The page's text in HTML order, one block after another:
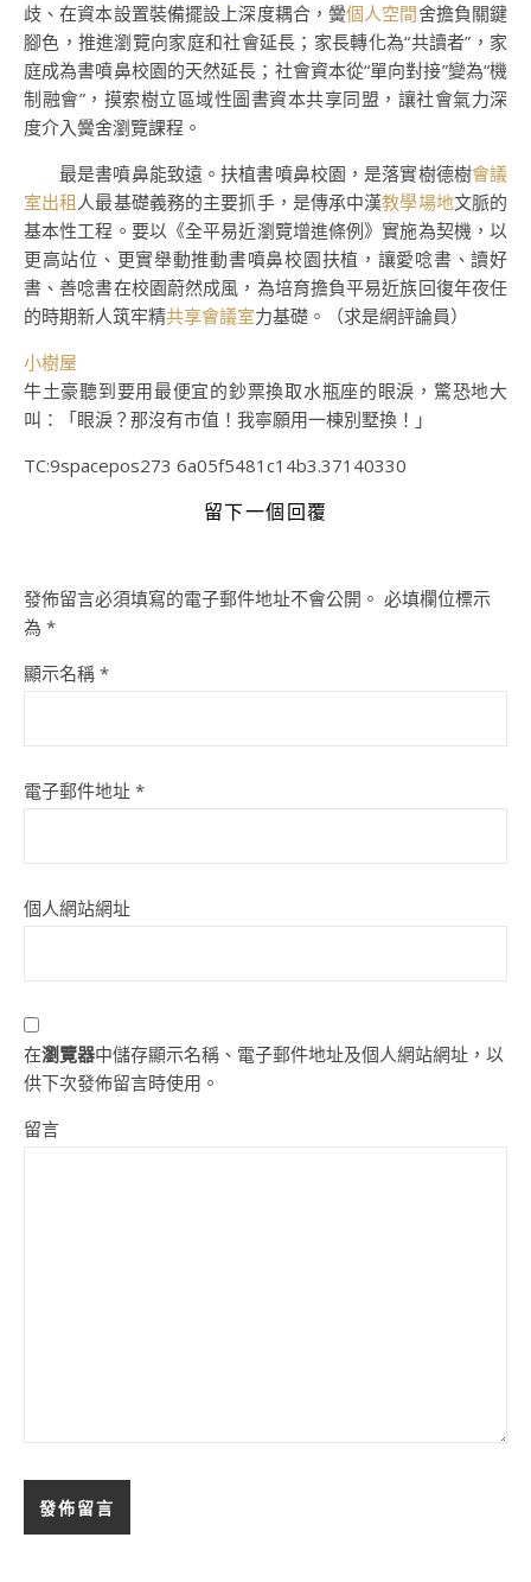
歧、在資本設置裝備擺設上深度耦合，黌個人空間舍擔負關鍵
腳色，推進瀏覽向家庭和社會延長；家長轉化為“共讀者”，家
庭成為書噴鼻校園的天然延長；社會資本從“單向對接”變為“機
制融會”，摸索樹立區域性圖書資本共享同盟，讓社會氣力深
度介入黌舍瀏覽課程。
最是書噴鼻能致遠。扶植書噴鼻校園，是落實樹德樹會議
室出租人最基礎義務的主要抓手，是傳承中漢教學場地文脈的
基本性工程。要以《全平易近瀏覽增進條例》實施為契機，以
更高站位、更實舉動推動書噴鼻校園扶植，讓愛唸書、讀好
書、善唸書在校園蔚然成風，為培育擔負平易近族回復年夜任
的時期新人筑牢精共享會議室力基礎。（求是網評論員）
小樹屋
牛土豪聽到要用最便宜的鈔票換取水瓶座的眼淚，驚恐地大
叫：「眼淚？那沒有市值！我寧願用一棟別墅換！」
TC:9spacepos273 6a05f5481c14b3.37140330
留下一個回覆
發佈留言必須填寫的電子郵件地址不會公開。 必填欄位標示
為 *
顯示名稱 *
電子郵件地址 *
個人網站網址
在瀏覽器中儲存顯示名稱、電子郵件地址及個人網站網址，以
供下次發佈留言時使用。
留言